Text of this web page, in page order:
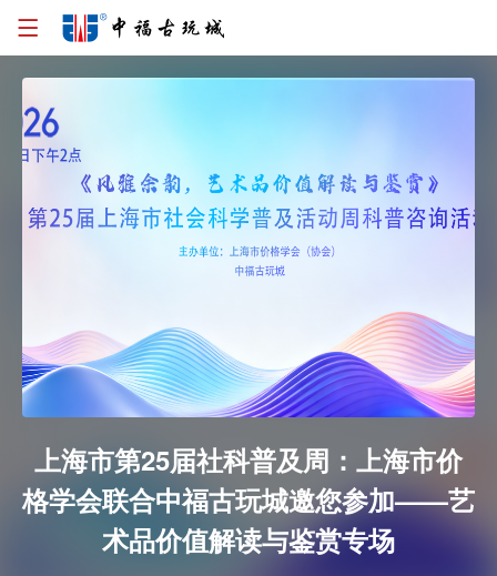
上海市第25届社科普及周：上海市价
格学会联合中福古玩城邀您参加——艺
术品价值解读与鉴赏专场